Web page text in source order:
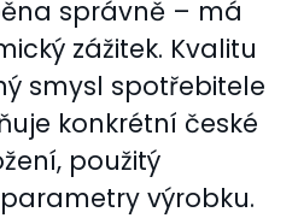
správně – má
zážitek. Kvalitu
smysl spotřebitele
konkrétní české
použitý
výrobku.